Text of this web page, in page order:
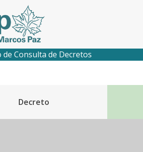
de Consulta de Decretos
Decreto